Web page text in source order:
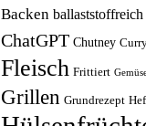
Backen ballaststoffreich
ChatGPT Chutney
Fleisch Frittiert
Grillen Grundrezept